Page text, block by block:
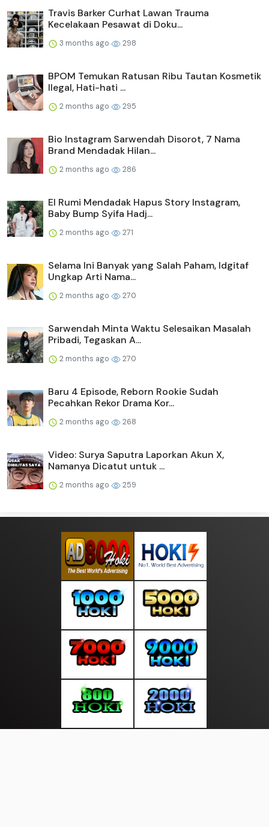
Travis Barker Curhat Lawan Trauma
Kecelakaan Pesawat di Doku...
3 months ago 298
BPOM Temukan Ratusan Ribu Tautan Kosmetik
Ilegal, Hati-hati ...
2 months ago 295
Bio Instagram Sarwendah Disorot, 7 Nama
Brand Mendadak Hilan...
2 months ago 286
El Rumi Mendadak Hapus Story Instagram,
Baby Bump Syifa Hadj...
2 months ago 271
Selama Ini Banyak yang Salah Paham, Idgitaf
Ungkap Arti Nama...
2 months ago 270
Sarwendah Minta Waktu Selesaikan Masalah
Pribadi, Tegaskan A...
2 months ago 270
Baru 4 Episode, Reborn Rookie Sudah
Pecahkan Rekor Drama Kor...
2 months ago 268
Video: Surya Saputra Laporkan Akun X,
Namanya Dicatut untuk ...
2 months ago 259